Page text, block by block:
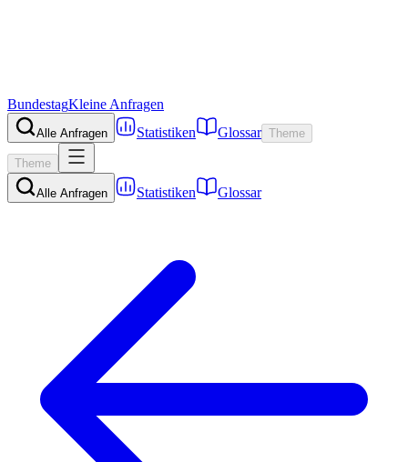
BundestagKleine Anfragen
Alle Anfragen Statistiken Glossar Theme
Theme
Alle Anfragen Statistiken Glossar